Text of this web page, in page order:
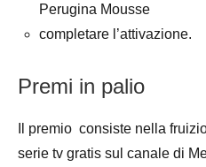
Perugina Mousse
completare l’attivazione.
Premi in palio
Il premio consiste nella
serie tv gratis sul canale di